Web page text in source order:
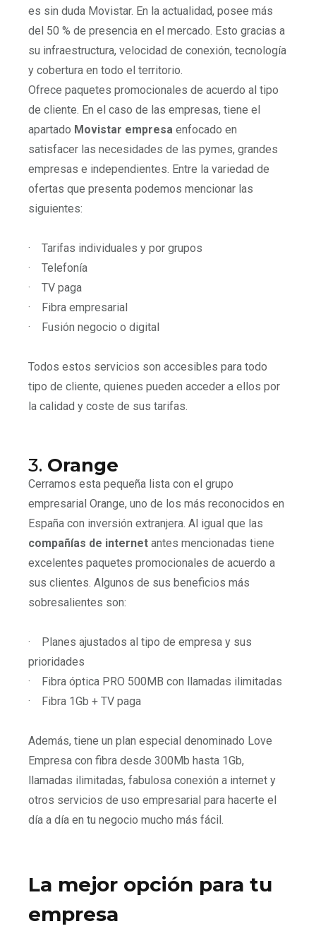
es sin duda Movistar. En la actualidad, posee más
del 50 % de presencia en el mercado. Esto gracias a
su infraestructura, velocidad de conexión, tecnología
y cobertura en todo el territorio.
Ofrece paquetes promocionales de acuerdo al tipo
de cliente. En el caso de las empresas, tiene el
apartado Movistar empresa enfocado en
satisfacer las necesidades de las pymes, grandes
empresas e independientes. Entre la variedad de
ofertas que presenta podemos mencionar las
siguientes:
·
Tarifas individuales y por grupos
·
Telefonía
·
TV paga
·
Fibra empresarial
·
Fusión negocio o digital
Todos estos servicios son accesibles para todo
tipo de cliente, quienes pueden acceder a ellos por
la calidad y coste de sus tarifas.
3. Orange
Cerramos esta pequeña lista con el grupo
empresarial Orange, uno de los más reconocidos en
España con inversión extranjera. Al igual que las
compañías de internet antes mencionadas tiene
excelentes paquetes promocionales de acuerdo a
sus clientes. Algunos de sus beneficios más
sobresalientes son:
·
Planes ajustados al tipo de empresa y sus
prioridades
·
Fibra óptica PRO 500MB con llamadas ilimitadas
·
Fibra 1Gb + TV paga
Además, tiene un plan especial denominado Love
Empresa con fibra desde 300Mb hasta 1Gb,
llamadas ilimitadas, fabulosa conexión a internet y
otros servicios de uso empresarial para hacerte el
día a día en tu negocio mucho más fácil.
La mejor opción para tu
empresa